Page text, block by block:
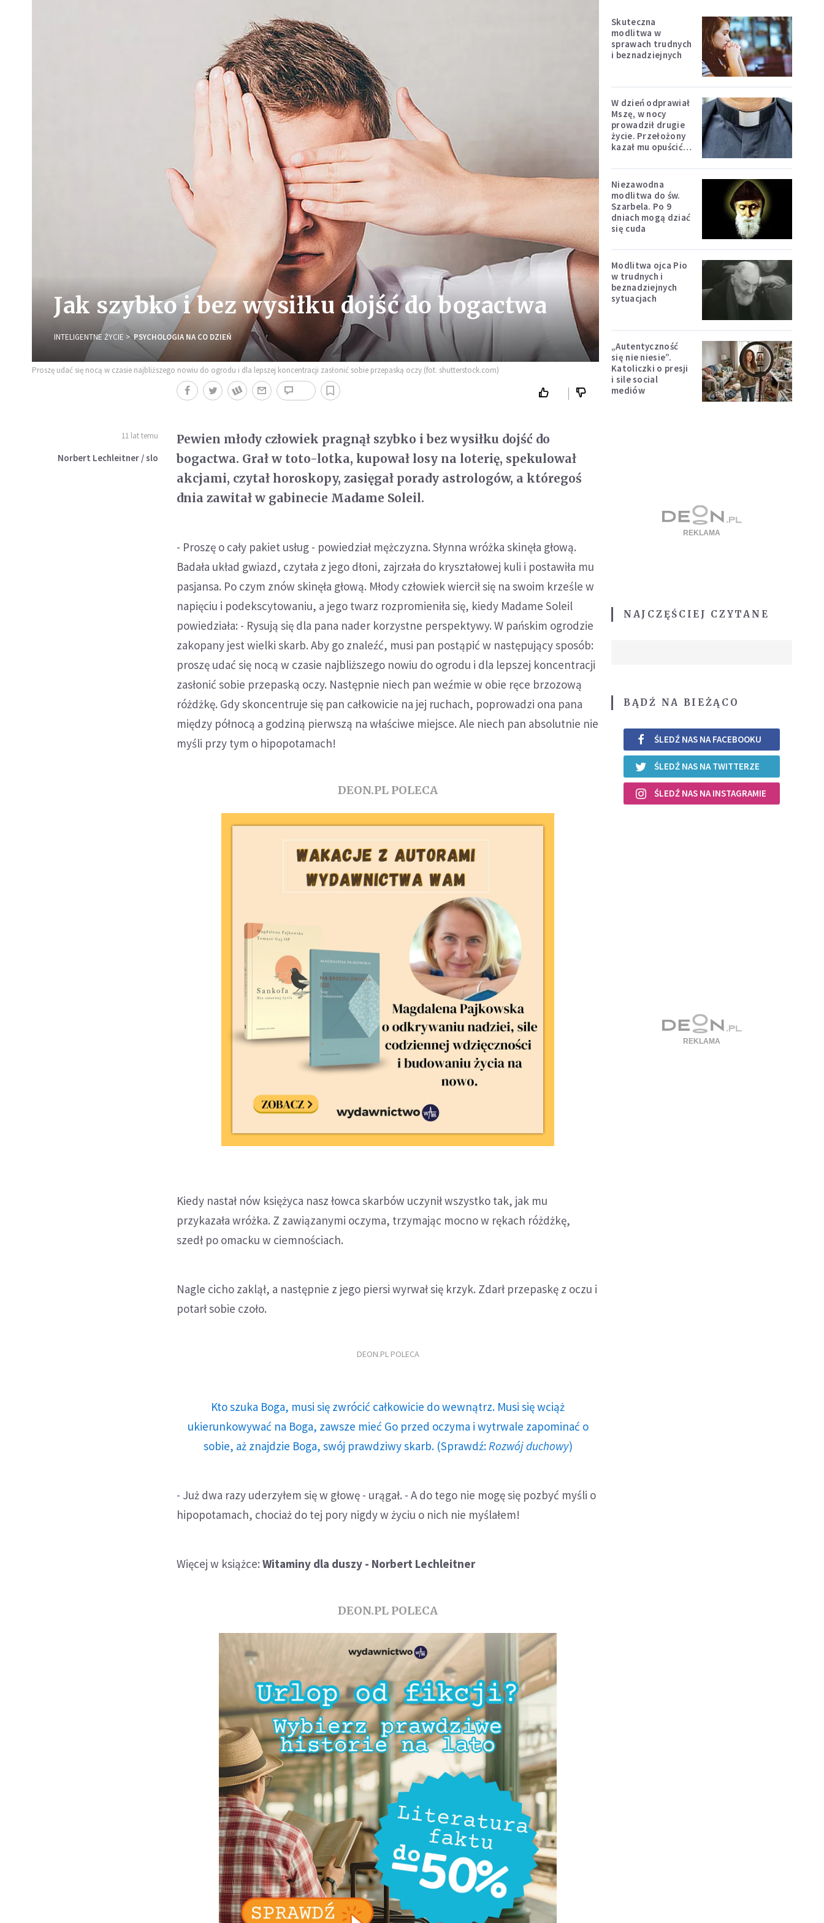
Jak szybko i bez wysiłku dojść do bogactwa
INTELIGENTNE ŻYCIE PSYCHOLOGIA NA CO DZIEŃ
Proszę udać się nocą w czasie najbliższego nowiu do ogrodu i dla lepszej koncentracji zasłonić sobie przepaską oczy (fot. shutterstock.com)
11 lat temu
Norbert Lechleitner / slo
Pewien młody człowiek pragnął szybko i bez wysiłku dojść do
bogactwa. Grał w toto-lotka, kupował losy na loterię, spekulował
akcjami, czytał horoskopy, zasięgał porady astrologów, a któregoś
dnia zawitał w gabinecie Madame Soleil.
- Proszę o cały pakiet usług - powiedział mężczyzna. Słynna wróżka skinęła głową.
Badała układ gwiazd, czytała z jego dłoni, zajrzała do kryształowej kuli i postawiła mu
pasjansa. Po czym znów skinęła głową. Młody człowiek wiercił się na swoim krześle w
napięciu i podekscytowaniu, a jego twarz rozpromieniła się, kiedy Madame Soleil
powiedziała: - Rysują się dla pana nader korzystne perspektywy. W pańskim ogrodzie
zakopany jest wielki skarb. Aby go znaleźć, musi pan postąpić w następujący sposób:
proszę udać się nocą w czasie najbliższego nowiu do ogrodu i dla lepszej koncentracji
zasłonić sobie przepaską oczy. Następnie niech pan weźmie w obie ręce brzozową
różdżkę. Gdy skoncentruje się pan całkowicie na jej ruchach, poprowadzi ona pana
między północą a godziną pierwszą na właściwe miejsce. Ale niech pan absolutnie nie
myśli przy tym o hipopotamach!
DEON.PL POLECA
Kiedy nastał nów księżyca nasz łowca skarbów uczynił wszystko tak, jak mu
przykazała wróżka. Z zawiązanymi oczyma, trzymając mocno w rękach różdżkę,
szedł po omacku w ciemnościach.
Nagle cicho zaklął, a następnie z jego piersi wyrwał się krzyk. Zdarł przepaskę z oczu i
potarł sobie czoło.
DEON.PL POLECA
Kto szuka Boga, musi się zwrócić całkowicie do wewnątrz. Musi się wciąż
ukierunkowywać na Boga, zawsze mieć Go przed oczyma i wytrwale zapominać o
sobie, aż znajdzie Boga, swój prawdziwy skarb. (Sprawdź: Rozwój duchowy)
- Już dwa razy uderzyłem się w głowę - urągał. - A do tego nie mogę się pozbyć myśli o
hipopotamach, chociaż do tej pory nigdy w życiu o nich nie myślałem!
Więcej w książce:Witaminy dla duszy - Norbert Lechleitner
DEON.PL POLECA
Skuteczna
modlitwa w
sprawach trudnych
i beznadziejnych
W dzień odprawiał
Mszę, w nocy
prowadził drugie
życie. Przełożony
kazał mu opuścić
Niezawodna
modlitwa do św.
Szarbela. Po 9
dniach mogą dziać
się cuda
Modlitwa ojca Pio
w trudnych i
beznadziejnych
sytuacjach
„Autentyczność
się nie niesie”.
Katoliczki o presji
i sile social
mediów
NAJCZĘŚCIEJ CZYTANE
BĄDŹ NA BIEŻĄCO
ŚLEDŹ NAS NA FACEBOOKU
ŚLEDŹ NAS NA TWITTERZE
ŚLEDŹ NAS NA INSTAGRAMIE